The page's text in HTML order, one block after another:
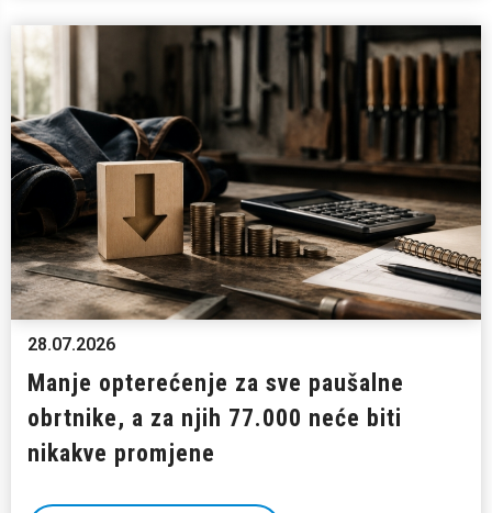
28.07.2026
Manje opterećenje za sve paušalne
obrtnike, a za njih 77.000 neće biti
nikakve promjene